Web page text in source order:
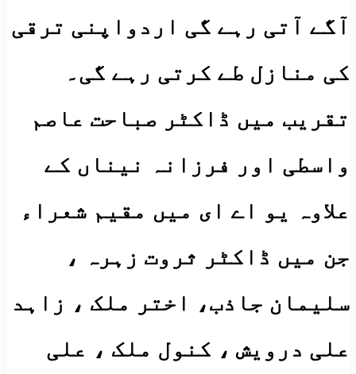
آگے آتی رہے گی اردواپنی ترقی
کی منازل طے کرتی رہے گی۔
تقریب میں ڈاکٹر صباحت عاصم
واسطی اور فرزانہ نیناں کے
علاوہ یو اے ای میں مقیم شعراء
جن میں ڈاکٹر ثروت زہرہ ،
سلیمان جاذب، اختر ملک ، زاہد
علی درویش ، کنول ملک ، علی